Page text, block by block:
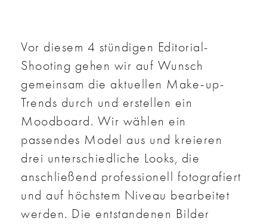
Vor diesem 4 stündigen Editorial-
Shooting gehen wir auf Wunsch
gemeinsam die aktuellen Make-up-
Trends durch und erstellen ein
Moodboard. Wir wählen ein
passendes Model aus und kreieren
drei unterschiedliche Looks, die
anschließend professionell fotografiert
und auf höchstem Niveau bearbeitet
werden. Die entstandenen Bilder